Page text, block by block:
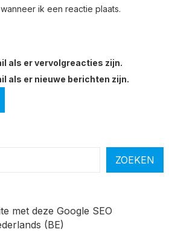
ik een reactie plaats.
als er vervolgreacties zijn.
als er nieuwe berichten zijn.
ZOEKEN
met deze Google SEO
(BE)